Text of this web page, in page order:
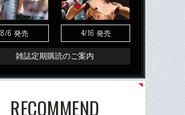
8/6 発売 4/16 発売
雑誌定期購読のご案内
RECOMMEND